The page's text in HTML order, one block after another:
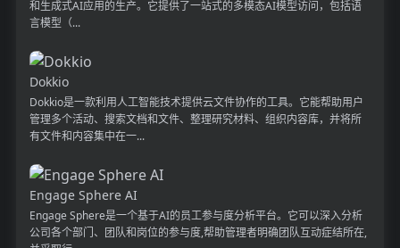
和生成式AI应用的生产。它提供了一站式的多模态AI模型访问，包括语
言模型（...
Dokkio
Dokkio是一款利用人工智能技术提供云文件协作的工具。它能帮助用户
管理多个活动、搜索文档和文件、整理研究材料、组织内容库，并将所
有文件和内容集中在一...
Engage Sphere AI
Engage Sphere是一个基于AI的员工参与度分析平台。它可以深入分析
公司各个部门、团队和岗位的参与度,帮助管理者明确团队互动症结所在,